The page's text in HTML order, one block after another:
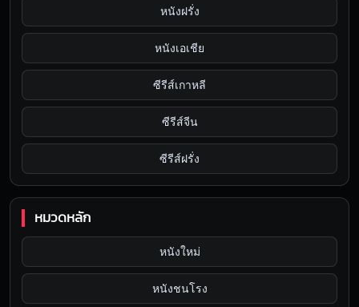
หนังฝรั่ง
หนังเอเชีย
ซีรีส์เกาหลี
ซีรีส์จีน
ซีรีส์ฝรั่ง
หมวดหลัก
หนังใหม่
หนังชนโรง